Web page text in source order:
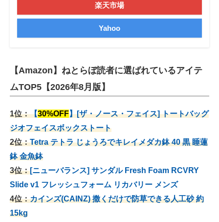
楽天市場
Yahoo
【Amazon】ねとらぼ読者に選ばれているアイテ
ムTOP5【2026年8月版】
1位：【30%OFF】[ザ・ノース・フェイス] トートバッグ
ジオフェイスボックストート
2位：Tetra テトラ じょうろでキレイメダカ鉢 40 黒 睡蓮
鉢 金魚鉢
3位：[ニューバランス] サンダル Fresh Foam RCVRY
Slide v1 フレッシュフォーム リカバリー メンズ
4位：カインズ(CAINZ) 撒くだけで防草できる人工砂 約
15kg